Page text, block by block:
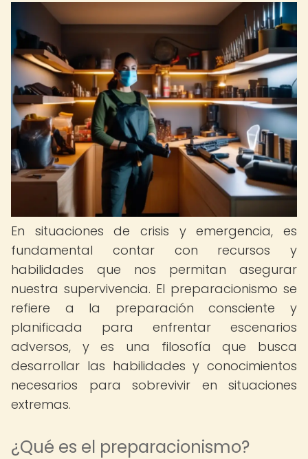
En situaciones de crisis y emergencia, es
fundamental contar con recursos y
habilidades que nos permitan asegurar
nuestra supervivencia. El preparacionismo se
refiere a la preparación consciente y
planificada para enfrentar escenarios
adversos, y es una filosofía que busca
desarrollar las habilidades y conocimientos
necesarios para sobrevivir en situaciones
extremas.
¿Qué es el preparacionismo?